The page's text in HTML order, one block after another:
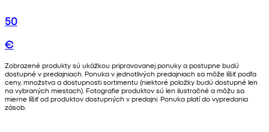
50
€
Zobrazené produkty sú ukážkou pripravovanej ponuky a postupne budú
dostupné v predajniach. Ponuka v jednotlivých predajniach sa môže líšiť podľa
ceny, množstva a dostupnosti sortimentu (niektoré položky budú dostupné len
na vybraných miestach). Fotografie produktov sú len ilustračné a môžu sa
mierne líšiť od produktov dostupných v predajni. Ponuka platí do vypredania
zásob.